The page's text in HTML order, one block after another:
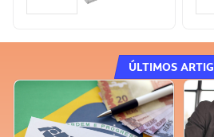
ÚLTIMOS